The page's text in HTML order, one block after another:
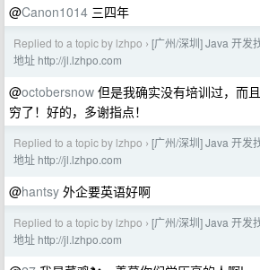
@Canon1014 三四年
Replied to a topic by lzhpo › [广州/深圳] Java 开发
地址 http://jl.lzhpo.com
@octobersnow 但是我确实没有培训过，而
穷了！好的，多谢指点！
Replied to a topic by lzhpo › [广州/深圳] Java 开发
地址 http://jl.lzhpo.com
@hantsy 外企要英语好啊
Replied to a topic by lzhpo › [广州/深圳] Java 开发
地址 http://jl.lzhpo.com